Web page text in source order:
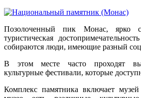
Позолоченный пик Монас, ярко
туристическая
собираются люди, имеющие разный
В этом месте часто проходят
культурные фестивали, которые
Комплекс памятника включает